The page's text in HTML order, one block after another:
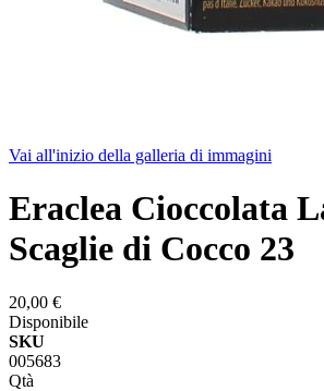
Vai all'inizio della galleria di immagini
Eraclea Cioccolata
Scaglie di Cocco 23
20,00 €
Disponibile
SKU
005683
Qtà